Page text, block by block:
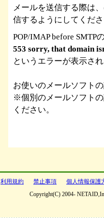
メールを送信する際は
信するようにしてくだ
POP/IMAP before SMTP
553 sorry, that domain
というエラーが表示さ
お使いのメールソフト
※個別のメールソフト
ください。
利用規約 禁止事項
個人情報保護
Copyright(C) 2004-